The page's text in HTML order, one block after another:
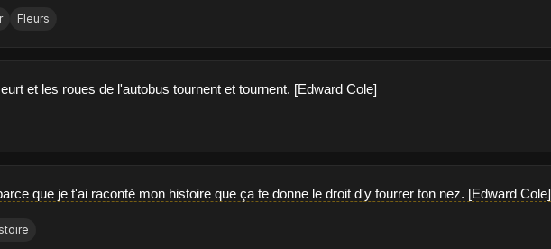
Fleurs
et les roues de l'autobus tournent et tournent. [Edward Cole]
que je t'ai raconté mon histoire que ça te donne le droit d'y fourrer ton nez. [Edward Cole]